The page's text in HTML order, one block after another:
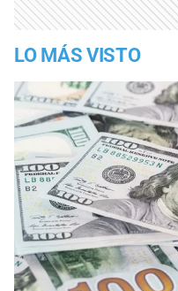
LO MÁS VISTO